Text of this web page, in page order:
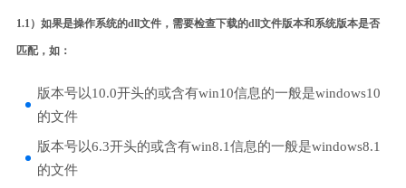
1.1）如果是操作系统的dll文件，需要检查下载的dll文件版本和系统版本是否
匹配，如：
版本号以10.0开头的或含有win10信息的一般是windows10
的文件
版本号以6.3开头的或含有win8.1信息的一般是windows8.1
的文件